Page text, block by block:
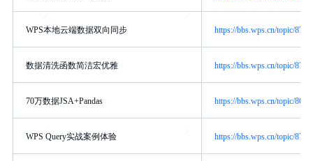
WPS本地云端数据双向同步 https://bbs.wps.cn/topic/
数据清洗函数简洁宏优雅 https://bbs.wps.cn/topic/
70万数据JSA+Pandas https://bbs.wps.cn/topic/
WPS Query实战案例体验 https://bbs.wps.cn/topic/